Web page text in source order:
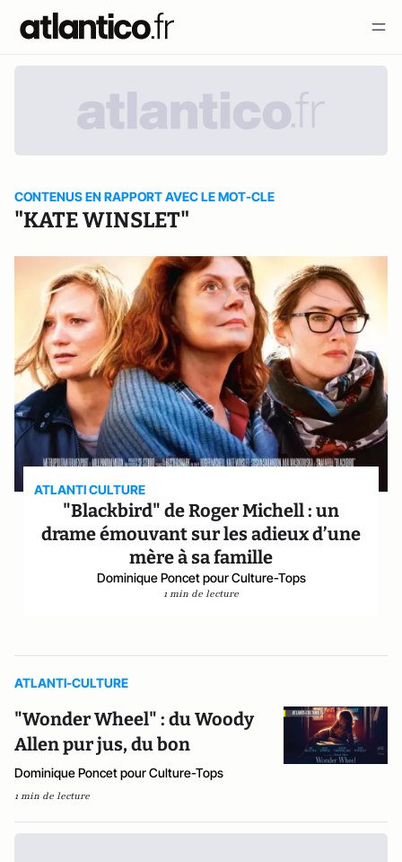
CONTENUS EN RAPPORT AVEC LE MOT-CLE
"KATE WINSLET"
ATLANTI CULTURE
"Blackbird" de Roger Michell : un
drame émouvant sur les adieux d’une
mère à sa famille
Dominique Poncet pour Culture-Tops
1 min de lecture
ATLANTI-CULTURE
"Wonder Wheel" : du Woody
Allen pur jus, du bon
Dominique Poncet pour Culture-Tops
1 min de lecture